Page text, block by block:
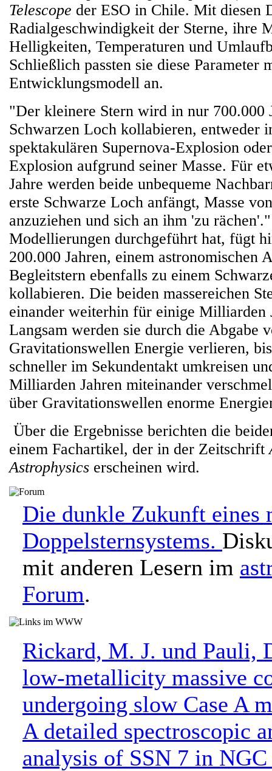
Telescope der ESO in Chile. Mit diesen
Radialgeschwindigkeit der Sterne, ihre
Helligkeiten, Temperaturen und
Schließlich passten sie diese Parameter
Entwicklungsmodell an.
"Der kleinere Stern wird in nur 700.000
Schwarzen Loch kollabieren, entweder
spektakulären Supernova-Explosion
Explosion aufgrund seiner Masse. Für
Jahre werden beide unbequeme
erste Schwarze Loch anfängt, Masse
anzuziehen und sich an ihm 'zu
Modellierungen durchgeführt hat, fügt
200.000 Jahren, einem astronomischen
Begleitstern ebenfalls zu einem
kollabieren. Die beiden massereichen
einander weiterhin für einige Milliarden
Langsam werden sie durch die Abgabe
Gravitationswellen Energie verlieren,
schneller im Sekundentakt umkreisen
Milliarden Jahren miteinander
über Gravitationswellen enorme
Über die Ergebnisse berichten die
einem Fachartikel, der in der Zeitschrift
Astrophysics erscheinen wird.
Die dunkle Zukunft eines
Doppelsternsystems.
mit anderen Lesern im
Forum.
Rickard, M. J. und Pauli,
low-metallicity massive
undergoing slow Case A
A detailed spectroscopic
analysis of SSN 7 in